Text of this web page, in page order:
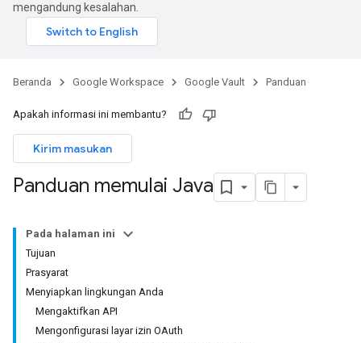
mengandung kesalahan.
Beranda Google Workspace Google Vault Panduan
Apakah informasi ini membantu?
Kirim masukan
Panduan memulai Java
Pada halaman ini
Tujuan
Prasyarat
Menyiapkan lingkungan Anda
Mengaktifkan API
Mengonfigurasi layar izin OAuth